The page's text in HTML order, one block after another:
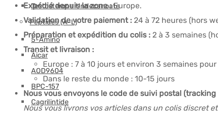
Testosterone Undecanoate
Peptides (A-L)
5-Amino
Aicar
AOD9604
BPC-157
Cagrilintide
Expédié depuis la zone :Europe.
Validation de votre paiement : 24 à 72 heures (hors
Préparation et expédition du colis : 2 à 3 semaines
Transit et livraison :
Europe : 7 à 10 jours et environ 3 semaines
Dans le reste du monde : 10-15 jours
Nous vous envoyons le code de suivi postal (tracking
Nous vous livrons vos articles dans un colis discret